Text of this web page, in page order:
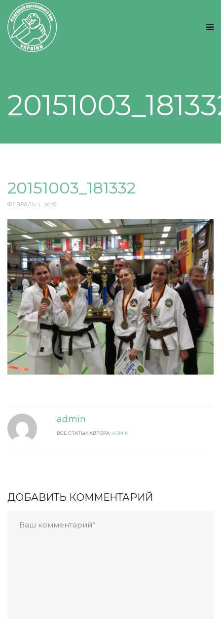
20151003_181332
ФЕВРАЛЬ 1, 2016
admin
ВСЕ СТАТЬИ АВТОРА: ADMIN
ДОБАВИТЬ КОММЕНТАРИЙ